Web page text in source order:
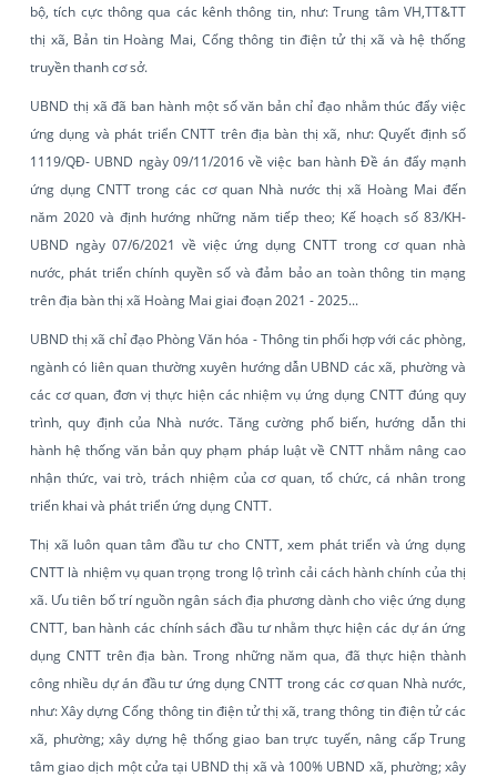
bộ, tích cực thông qua các kênh thông tin, như: Trung tâm VH,TT&TT
thị xã, Bản tin Hoàng Mai, Cổng thông tin điện tử thị xã và hệ thống
truyền thanh cơ sở.
UBND thị xã đã ban hành một số văn bản chỉ đạo nhằm thúc đẩy việc
ứng dụng và phát triển CNTT trên địa bàn thị xã, như: Quyết định số
1119/QĐ- UBND ngày 09/11/2016 về việc ban hành Đề án đẩy mạnh
ứng dụng CNTT trong các cơ quan Nhà nước thị xã Hoàng Mai đến
năm 2020 và định hướng những năm tiếp theo; Kế hoạch số 83/KH-
UBND ngày 07/6/2021 về việc ứng dụng CNTT trong cơ quan nhà
nước, phát triển chính quyền số và đảm bảo an toàn thông tin mạng
trên địa bàn thị xã Hoàng Mai giai đoạn 2021 - 2025...
UBND thị xã chỉ đạo Phòng Văn hóa - Thông tin phối hợp với các phòng,
ngành có liên quan thường xuyên hướng dẫn UBND các xã, phường và
các cơ quan, đơn vị thực hiện các nhiệm vụ ứng dụng CNTT đúng quy
trình, quy định của Nhà nước. Tăng cường phổ biến, hướng dẫn thi
hành hệ thống văn bản quy phạm pháp luật về CNTT nhằm nâng cao
nhận thức, vai trò, trách nhiệm của cơ quan, tổ chức, cá nhân trong
triển khai và phát triển ứng dụng CNTT.
Thị xã luôn quan tâm đầu tư cho CNTT, xem phát triển và ứng dụng
CNTT là nhiệm vụ quan trọng trong lộ trình cải cách hành chính của thị
xã. Ưu tiên bố trí nguồn ngân sách địa phương dành cho việc ứng dụng
CNTT, ban hành các chính sách đầu tư nhằm thực hiện các dự án ứng
dụng CNTT trên địa bàn. Trong những năm qua, đã thực hiện thành
công nhiều dự án đầu tư ứng dụng CNTT trong các cơ quan Nhà nước,
như: Xây dựng Cổng thông tin điện tử thị xã, trang thông tin điện tử các
xã, phường; xây dựng hệ thống giao ban trực tuyến, nâng cấp Trung
tâm giao dịch một cửa tại UBND thị xã và 100% UBND xã, phường; xây